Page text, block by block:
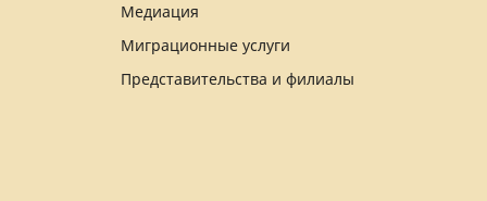
Медиация
Миграционные услуги
Представительства и филиалы